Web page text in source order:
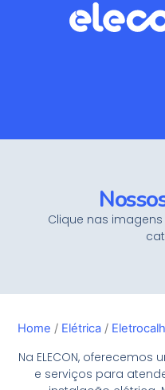
Clique nas
Home / Elétrica /
Na ELECON,
e serviços para